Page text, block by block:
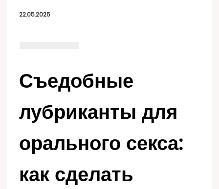
22.05.2025
Съедобные
лубриканты для
орального секса:
как сделать